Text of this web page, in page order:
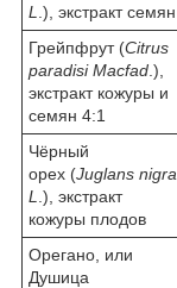
L .), экстракт семян
Грейпфрут (Citrus
paradisi Macfad .),
экстракт кожуры и
семян 4:1
Чёрный
орех (Juglans nigra
L .), экстракт
кожуры плодов
Орегано, или
Душица